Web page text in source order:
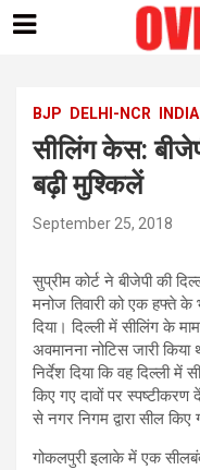
content
BJP DELHI-NCR INDIA
सीलिंग केस:
बढ़ी मुश्किलें
September 25, 2018
सुप्रीम कोर्ट ने बीजेपी की
मनोज तिवारी को एक हफ्ते के
दिया। दिल्ली में सीलिंग के
अवमानना नोटिस जारी किया
निर्देश दिया कि वह दिल्ली
किए गए दावों पर
से नगर निगम द्वारा सील
गोकलपुरी इलाके में एक